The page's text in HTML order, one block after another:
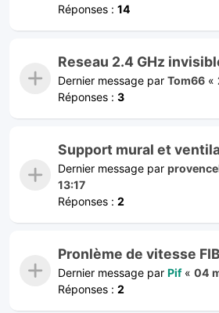
Réponses : 14
Reseau 2.4 GHz
Dernier message par Tom66 «
Réponses : 3
Support mural et
Dernier message par
13:17
Réponses : 2
Pronlème de vitesse
Dernier message par Pif« 04
Réponses : 2